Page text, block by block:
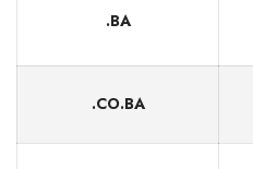
.BA
.CO.BA